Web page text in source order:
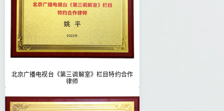
北京广播电视台《第三调解室》栏目特约合作
律师